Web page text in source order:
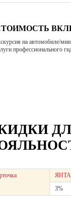
на автомобиле/
профессионального
3%